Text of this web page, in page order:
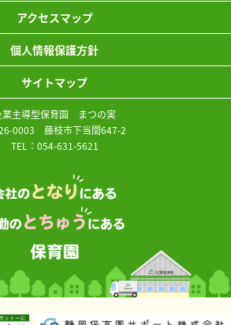
アクセスマップ
個人情報保護方針
サイトマップ
業主導型保育園 まつの実
0003 藤枝市下当間647-2
TEL： 054-631-5621